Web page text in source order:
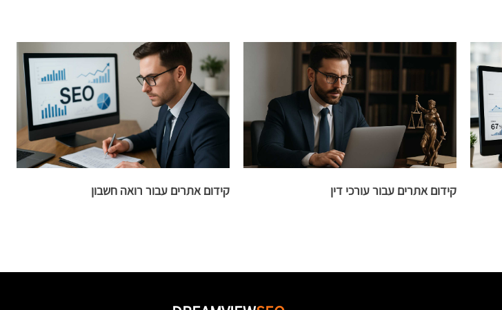
קידום אתרים עבור עורכי דין קידום אתרים עבור רואה חשבון